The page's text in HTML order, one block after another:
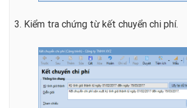
3. Kiểm tra chứng từ kết chuyển chi phí.